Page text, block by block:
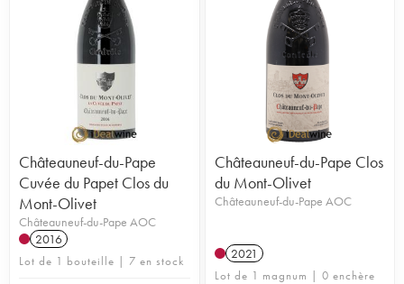
Châteauneuf-du-Pape
Cuvée du Papet Clos du
Mont-Olivet
Châteauneuf-du-Pape AOC
2016
Lot de 1 bouteille | 7 en stock
Châteauneuf-du-Pape Clos
du Mont-Olivet
Châteauneuf-du-Pape AOC
2021
Lot de 1 magnum | 0 enchère